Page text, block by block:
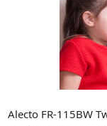
Alecto FR-115BW